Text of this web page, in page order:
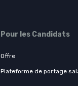
Pour les Candidats
Offre
Plateforme de portage